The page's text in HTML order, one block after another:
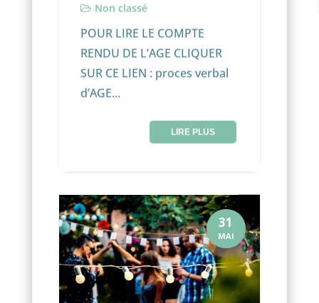
Non classé
POUR LIRE LE COMPTE
RENDU DE L’AGE CLIQUER
SUR CE LIEN : proces verbal
d’AGE...
LIRE PLUS
31
MAI